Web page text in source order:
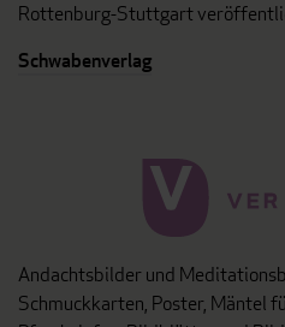
Rottenburg-Stuttgart
Schwabenverlag
Andachtsbilder und
Schmuckkarten, Poster, Mäntel